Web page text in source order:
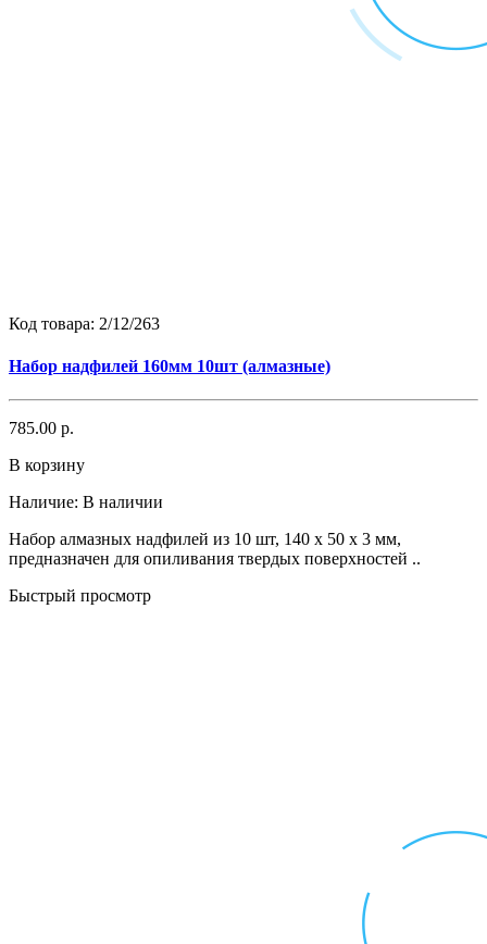
Код товара: 2/12/263
Набор надфилей 160мм 10шт (алмазные)
785.00 р.
В корзину
Наличие: В наличии
Набор алмазных надфилей из 10 шт, 140 х 50 х 3 мм,
предназначен для опиливания твердых поверхностей ..
Быстрый просмотр